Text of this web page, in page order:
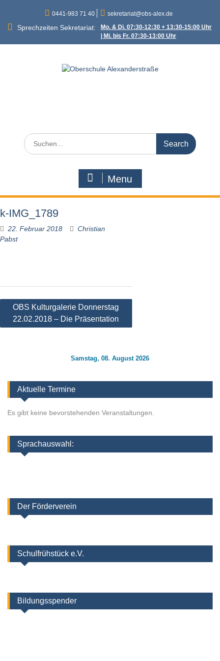
content
0441-983 71 40 sekretariat@obs-alex.de
Sprechzeiten Sekretariat:
Mo. & Di. 07:30-12:30 + 13:30-15:00 Uhr
| Mi. bis Fr. 07:30-13:00 Uhr
Search
for:
Menu
k-IMG_1789
22. Februar 2018
Christian
Pabst
Beitragsnavigation
OBS Kulturgalerie Donnerstag
22.02.2018 – Die Präsentation
Samstag, 08. August 2026
Aktuelle Termine
Es gibt keine bevorstehenden Veranstaltungen.
Sprachauswahl:
Der Förderverein
Schulfrühstück e.V.
Bildungsspender